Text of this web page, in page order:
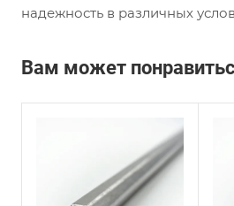
надежность в различных
Вам может
Сплав / Марка стали
ГОСТ, ТУ
ГОСТ 2879-88